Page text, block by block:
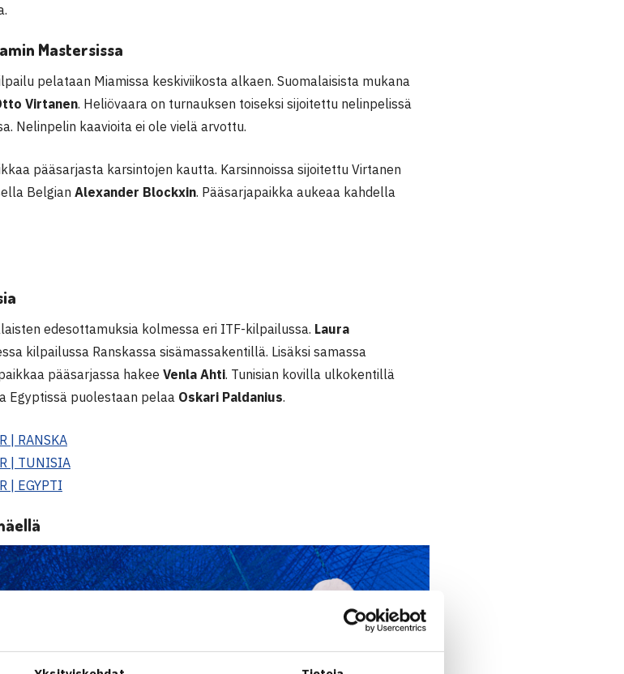
Mastersissa
pelataan Miamissa keskiviikosta alkaen. Suomalaisista mukana
Virtanen. Heliövaara on turnauksen toiseksi sijoitettu nelinpelissä
Nelinpelin kaavioita ei ole vielä arvottu.
pääsarjasta karsintojen kautta. Karsinnoissa sijoitettu Virtanen
Belgian Alexander Blockxin. Pääsarjapaikka aukeaa kahdella
edesottamuksia kolmessa eri ITF-kilpailussa. Laura
kilpailussa Ranskassa sisämassakentillä. Lisäksi samassa
pääsarjassa hakee Venla Ahti. Tunisian kovilla ulkokentillä
Egyptissä puolestaan pelaa Oskari Paldanius.
| RANSKA
| TUNISIA
| EGYPTI